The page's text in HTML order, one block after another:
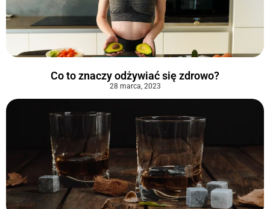
Co to znaczy odżywiać się zdrowo?
28 marca, 2023